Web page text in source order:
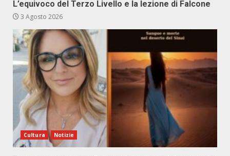
L’equivoco del Terzo Livello e la lezione di Falcone
3 Agosto 2026
Cultura Notizie